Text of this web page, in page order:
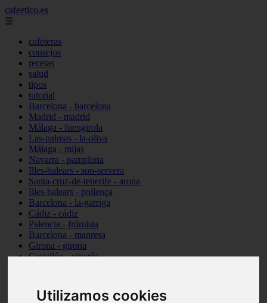
Utilizamos cookies
cafeetico.es
☰
cafeteras
consejos
recetas
salud
tipos
tutorial
Barcelona - barcelona
Madrid - madrid
Málaga - fuengirola
Las-palmas - la-oliva
Málaga - mijas
Navarra - pamplona
Illes-balears - son-servera
Santa-cruz-de-tenerife - arona
Illes-balears - pollença
Barcelona - la-garriga
Cádiz - cádiz
Palencia - frómista
Barcelona - manresa
Girona - girona
Castellón - vinaròs
Málaga - nerja
Girona - blanes